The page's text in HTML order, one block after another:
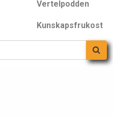
Vertelpodden
Kunskapsfrukost